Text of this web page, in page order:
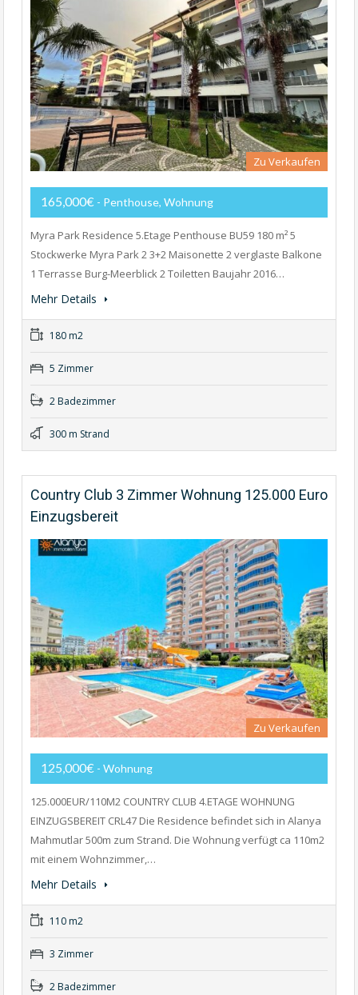
Zu Verkaufen
165,000€ - Penthouse, Wohnung
Myra Park Residence 5.Etage Penthouse BU59 180 m² 5
Stockwerke Myra Park 2 3+2 Maisonette 2 verglaste Balkone
1 Terrasse Burg-Meerblick 2 Toiletten Baujahr 2016…
Mehr Details
180 m2
5 Zimmer
2 Badezimmer
300 m Strand
Country Club 3 Zimmer Wohnung 125.000 Euro
Einzugsbereit
Zu Verkaufen
125,000€ - Wohnung
125.000EUR/110M2 COUNTRY CLUB 4.ETAGE WOHNUNG
EINZUGSBEREIT CRL47 Die Residence befindet sich in Alanya
Mahmutlar 500m zum Strand. Die Wohnung verfügt ca 110m2
mit einem Wohnzimmer,…
Mehr Details
110 m2
3 Zimmer
2 Badezimmer